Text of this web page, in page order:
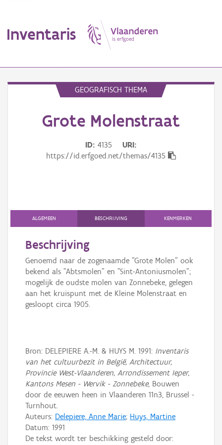
Inventaris
Erfgoedobject
Persoon of collectief
Downloads
Hergebruik
Aanmelden
GEOGRAFISCH THEMA
Grote Molenstraat
ID 4135
URI
https://id.erfgoed.net/themas/4135
ALGEMEEN BESCHRIJVING KENMERKEN
Beschrijving
Genoemd naar de zogenaamde "Grote Molen" ook
bekend als "Abtsmolen" en "Sint-Antoniusmolen";
mogelijk de oudste molen van Zonnebeke, gelegen
aan het kruispunt met de Kleine Molenstraat en
gesloopt circa 1905.
Bron: DELEPIERE A.-M. & HUYS M. 1991: Inventaris
van het cultuurbezit in België, Architectuur,
Provincie West-Vlaanderen, Arrondissement Ieper,
Kantons Mesen - Wervik - Zonnebeke, Bouwen
door de eeuwen heen in Vlaanderen 11n3, Brussel -
Turnhout.
Auteurs: Delepiere, Anne Marie; Huys, Martine
Datum: 1991
De tekst wordt ter beschikking gesteld door: